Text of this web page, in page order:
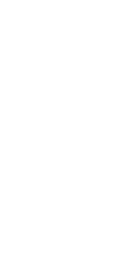
gest či potiahnutia